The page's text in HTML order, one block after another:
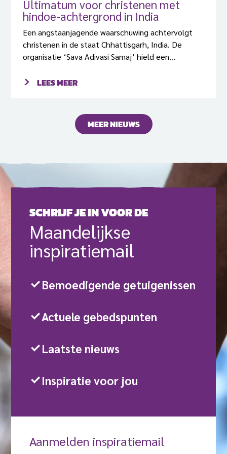
Ultimatum voor christenen met
hindoe-achtergrond in India
Een angstaanjagende waarschuwing achtervolgt
christenen in de staat Chhattisgarh, India. De
organisatie ‘Sava Adivasi Samaj’ hield een
800 dorpelingen, waarin een ultimatum werd
een ceremonie om te vieren dat iemand terugkeert
naar het oude geloof. Iedereen die dit niet doet
LEES MEER
MEER NIEUWS
SCHRIJF JE IN VOOR DE
Maande­lijkse
inspiratie­mail
Bemoedigende getuigenissen
Actuele gebedspunten
Laatste nieuws
Inspiratie voor jou
Aanmelden inspiratiemail